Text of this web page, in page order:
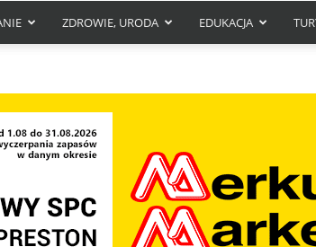
ZDROWIE, URODA EDUKACJA